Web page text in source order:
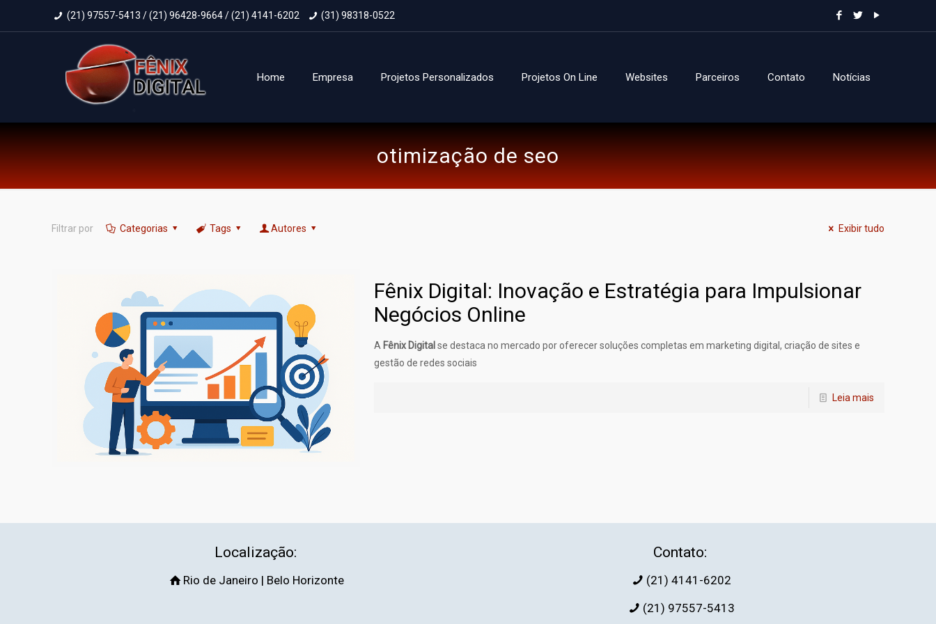
(21) 97557-5413 / (21) 96428-9664 / (21) 4141-6202 (31) 98318-0522
Home Empresa Projetos Personalizados Projetos On Line Websites Parceiros Contato Notícias
otimização de seo
Filtrar por Categorias Tags Autores Exibir tudo
Fênix Digital: Inovação e Estratégia para Impulsionar
Negócios Online
A Fênix Digital se destaca no mercado por oferecer soluções completas em marketing digital, criação de sites e
gestão de redes sociais
Leia mais
Localização:
Rio de Janeiro | Belo Horizonte
Contato:
(21) 4141-6202
(21) 97557-5413